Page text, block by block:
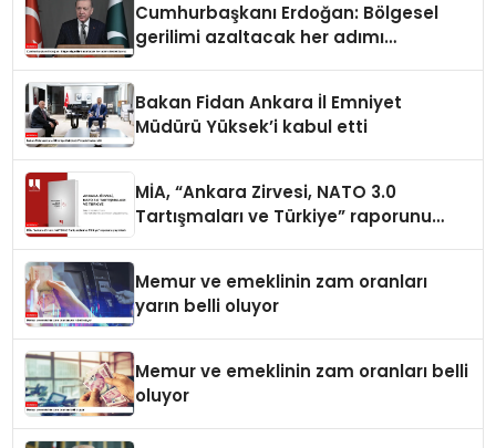
Cumhurbaşkanı Erdoğan: Bölgesel
gerilimi azaltacak her adımı
Bakan Fidan Ankara İl Emniyet
Müdürü Yüksek’i kabul etti
MİA, “Ankara Zirvesi, NATO 3.0
Tartışmaları ve Türkiye” raporunu
Memur ve emeklinin zam oranları
yarın belli oluyor
Memur ve emeklinin zam oranları belli
oluyor